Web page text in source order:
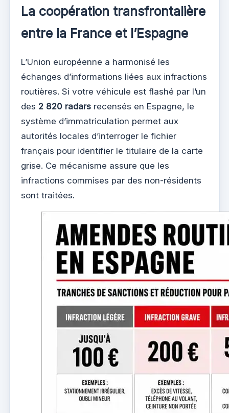
La coopération transfrontalière
entre la France et l’Espagne
L’Union européenne a harmonisé les
échanges d’informations liées aux infractions
routières. Si votre véhicule est flashé par l’un
des 2 820 radars recensés en Espagne, le
système d’immatriculation permet aux
autorités locales d’interroger le fichier
français pour identifier le titulaire de la carte
grise. Ce mécanisme assure que les
infractions commises par des non-résidents
sont traitées.